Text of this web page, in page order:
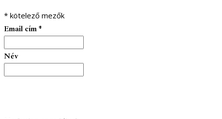
* kötelező mezők
Email cím *
Név